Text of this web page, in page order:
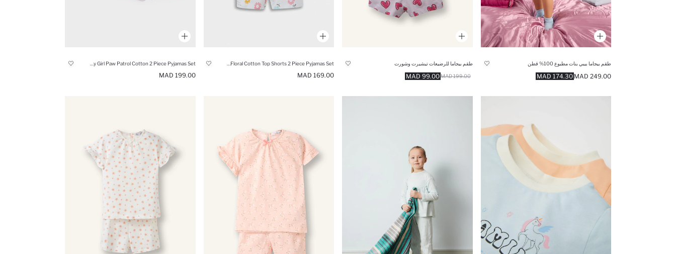
طقم بيجاما بيبي بنات مطبوع 100% قطن
174.30 MAD 249.00 MAD
طقم بيجاما للرضيعات تيشيرت وشورت
99.00 MAD 199.00 MAD
169.00 MAD
199.00 MAD